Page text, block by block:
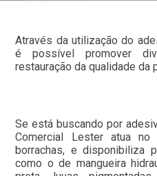
Através da utilização do
é possível promover
restauração da qualidade da
Se está buscando por
Comercial Lester atua
borrachas, e disponibiliza
como o de mangueira